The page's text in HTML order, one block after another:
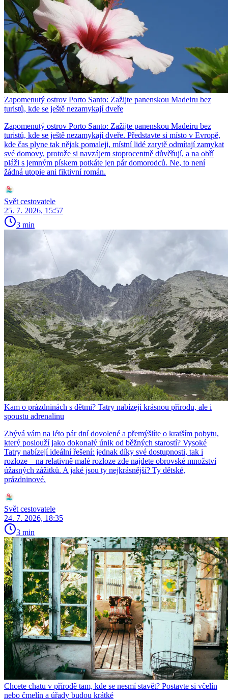
Zapomenutý ostrov Porto Santo: Zažijte panenskou Madeiru bez
turistů, kde se ještě nezamykají dveře
Zapomenutý ostrov Porto Santo: Zažijte panenskou Madeiru bez
turistů, kde se ještě nezamykají dveře. Představte si místo v Evropě,
kde čas plyne tak nějak pomaleji, místní lidé zarytě odmítají zamykat
své domovy, protože si navzájem stoprocentně důvěřují, a na obří
pláži s jemným pískem potkáte jen pár domorodců. Ne, to není
žádná utopie ani fiktivní román.
Svět cestovatele
25. 7. 2026, 15:57
3 min
Kam o prázdninách s dětmi? Tatry nabízejí krásnou přírodu, ale i
spoustu adrenalinu
Zbývá vám na léto pár dní dovolené a přemýšlíte o kratším pobytu,
který poslouží jako dokonalý únik od běžných starostí? Vysoké
Tatry nabízejí ideální řešení: jednak díky své dostupnosti, tak i
rozloze – na relativně malé rozloze zde najdete obrovské množství
úžasných zážitků. A jaké jsou ty nejkrásnější? Ty dětské,
prázdninové.
Svět cestovatele
24. 7. 2026, 18:35
3 min
Chcete chatu v přírodě tam, kde se nesmí stavět? Postavte si včelín
nebo čmelín a úřady budou krátké